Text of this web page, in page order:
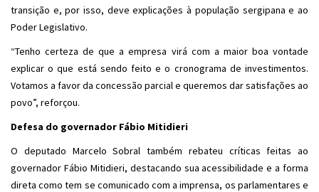
transição e, por isso, deve explicações à população sergipana e ao
Poder Legislativo.
“Tenho certeza de que a empresa virá com a maior boa vontade
explicar o que está sendo feito e o cronograma de investimentos.
Votamos a favor da concessão parcial e queremos dar satisfações ao
povo”, reforçou.
Defesa do governador Fábio Mitidieri
O deputado Marcelo Sobral também rebateu críticas feitas ao
governador Fábio Mitidieri, destacando sua acessibilidade e a forma
direta como tem se comunicado com a imprensa, os parlamentares e